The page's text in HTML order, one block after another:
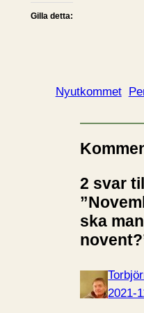
Gilla detta:
Nyutkommet
2 svar till
ska
2021-